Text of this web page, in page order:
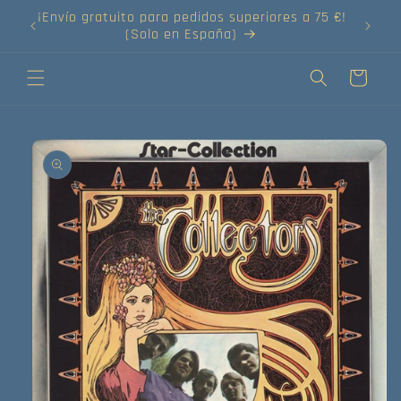
directamente
¡Envío gratuito para pedidos superiores a 75 €!
(Solo en España)
Carrito
a la
información
del producto